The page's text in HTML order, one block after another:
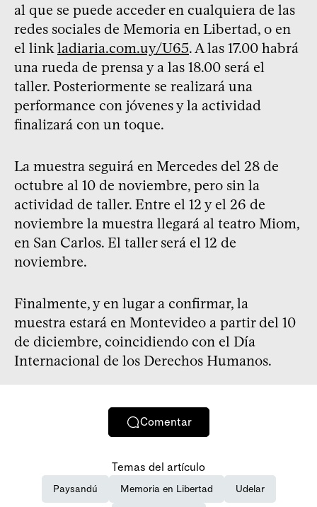
al que se puede acceder en cualquiera de las
redes sociales de Memoria en Libertad, o en
el linkladiaria.com.uy/U65. A las 17.00 habrá
una rueda de prensa y a las 18.00 será el
taller. Posteriormente se realizará una
performance con jóvenes y la actividad
finalizará con un toque.
La muestra seguirá en Mercedes del 28 de
octubre al 10 de noviembre, pero sin la
actividad de taller. Entre el 12 y el 26 de
noviembre la muestra llegará al teatro Miom,
en San Carlos. El taller será el 12 de
noviembre.
Finalmente, y en lugar a confirmar, la
muestra estará en Montevideo a partir del 10
de diciembre, coincidiendo con el Día
Internacional de los Derechos Humanos.
Comentar
Temas del artículo
Paysandú Memoria en Libertad Udelar